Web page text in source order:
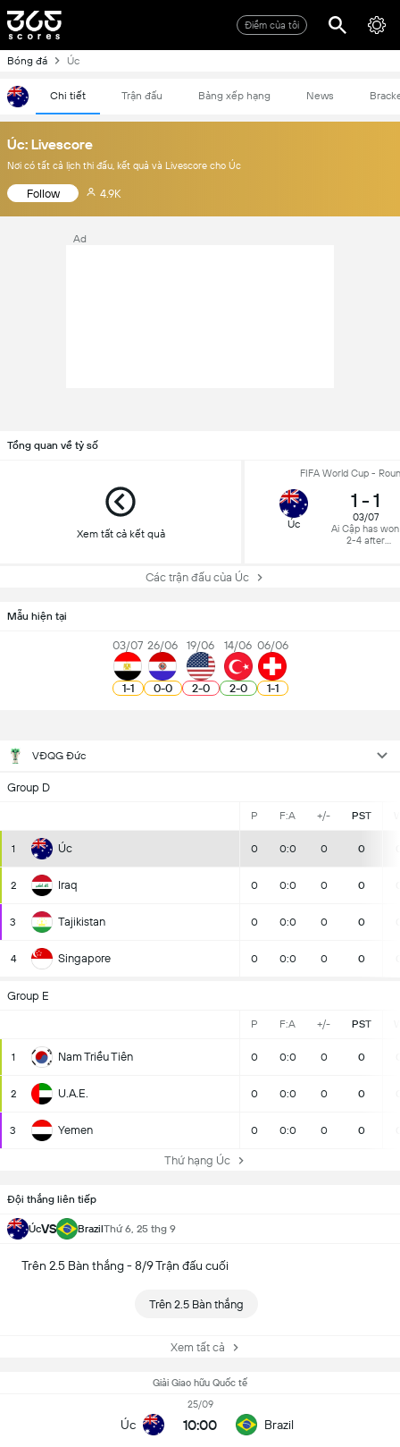
Điểm của tôi
Bóng đá Úc
Chi tiết Trận đấu Bảng xếp hạng News
Úc: Livescore
Nơi có tất cả lịch thi đấu, kết quả và Livescore cho Úc
Follow 4.9K
Ad
Tổng quan về tỷ số
Xem tất cả kết quả
FIFA World Cup -
Úc
1 - 1
03/07
Ai Cập has won
2-4 after
Các trận đấu của Úc
Mẫu hiện tại
03/07
1-1
26/06
0-0
19/06
2-0
14/06
2-0
06/06
1-1
VĐQG Đức
Group D
P F:A +/- PST
1 Úc 0 0:0 0 0
2 Iraq 0 0:0 0 0
3 Tajikistan 0 0:0 0 0
4 Singapore 0 0:0 0 0
Group E
P F:A +/- PST
1 Nam Triều Tiên 0 0:0 0 0
2 U.A.E. 0 0:0 0 0
3 Yemen 0 0:0 0 0
Thứ hạng Úc
Đội thắng liên tiếp
ÚcVS BrazilThứ 6, 25 thg 9
Trên 2.5 Bàn thắng - 8/9 Trận đấu cuối
Trên 2.5 Bàn thắng
Xem tất cả
Giải Giao hữu Quốc tế
Úc
25/09
10:00 Brazil